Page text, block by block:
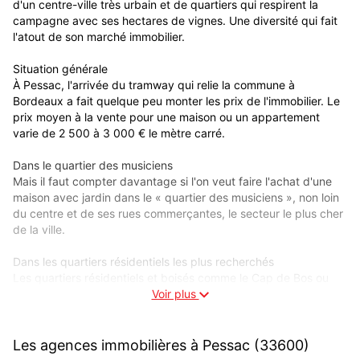
d'un centre-ville très urbain et de quartiers qui respirent la
campagne avec ses hectares de vignes. Une diversité qui fait
l'atout de son marché immobilier.
Situation générale
À Pessac, l'arrivée du tramway qui relie la commune à
Bordeaux a fait quelque peu monter les prix de l'immobilier. Le
prix moyen à la vente pour une maison ou un appartement
varie de 2 500 à 3 000 € le mètre carré.
Dans le quartier des musiciens
Mais il faut compter davantage si l'on veut faire l'achat d'une
maison avec jardin dans le « quartier des musiciens », non loin
du centre et de ses rues commerçantes, le secteur le plus cher
de la ville.
Dans les quartiers résidentiels les plus recherchés
Magonty, près du golf, qui disposent de suffisamment de
recherché, notamment pour ses pavillons, mais l'offre y est
Voir plus
Les agences immobilières à Pessac (33600)